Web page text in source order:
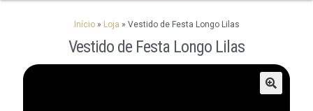
Início» Loja » Vestido de Festa Longo Lilas
Vestido de Festa Longo Lilas